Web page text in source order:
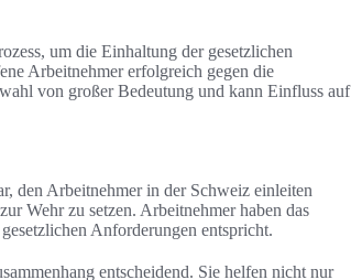
um die Einhaltung der gesetzlichen
Arbeitnehmer erfolgreich gegen die
von großer Bedeutung und kann Einfluss auf
den Arbeitnehmer in der Schweiz einleiten
Wehr zu setzen. Arbeitnehmer haben das
Anforderungen entspricht.
entscheidend. Sie helfen nicht nur